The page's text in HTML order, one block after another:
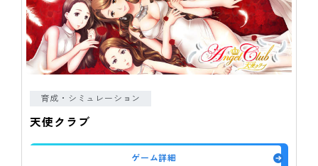
育成・シミュレーション
天使クラブ
ゲーム詳細